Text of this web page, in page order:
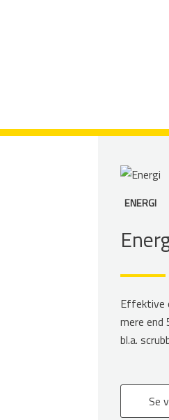
ENERGI
Effektive
mere end
bl.a.
Se